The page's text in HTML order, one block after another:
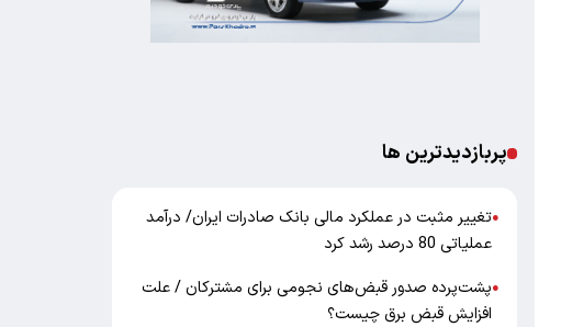
پربازدیدترین ها
●تغییر مثبت در عملکرد مالی بانک صادرات ایران/ درآمد
عملیاتی 80 درصد رشد کرد
●پشت‌پرده صدور قبض‌های نجومی برای مشترکان / علت
افزایش قبض برق چیست؟